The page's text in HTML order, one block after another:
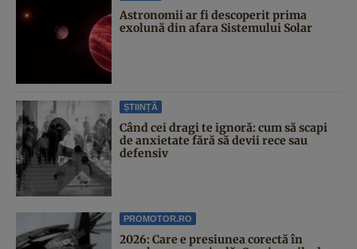
Astronomii ar fi descoperit prima
exolună din afara Sistemului Solar
ȘTIINȚĂ
Când cei dragi te ignoră: cum să scapi
de anxietate fără să devii rece sau
defensiv
PROMOTOR.RO
2026: Care e presiunea corectă în